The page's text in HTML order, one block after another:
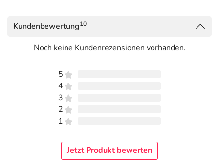
Kundenbewertung10
Noch keine Kundenrezensionen vorhanden.
5
4
3
2
1
Jetzt Produkt bewerten